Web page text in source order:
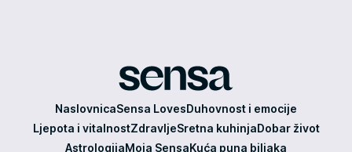
NaslovnicaSensa LovesDuhovnost i emocije
Ljepota i vitalnostZdravljeSretna kuhinjaDobar život
AstrologijaMoja SensaKuća puna biljaka